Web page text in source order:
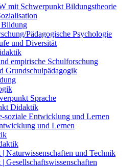
mit Schwerpunkt Bildungstheorie
Pädagogische Psychologie
und Diversität
empirische Schulforschung
Grundschulpädagogik
Sprache
Didaktik
soziale Entwicklung und Lernen
und Lernen
| Naturwissenschaften und Technik
Gesellschaftswissenschaften